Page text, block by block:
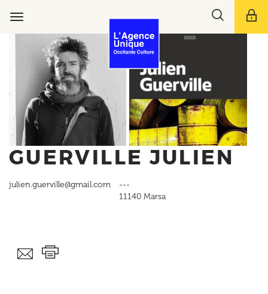
navigation
Toggle
GUERVILLE JULIEN
julien.guerville@gmail.com
---
11140 Marsa